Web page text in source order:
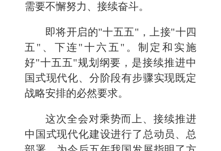
需要不懈努力、接续奋斗。
即将开启的"十五五"，上接"十四
五"、下连"十六五"。制定和实施
好"十五五"规划纲要，是接续推进中
国式现代化、分阶段有步骤实现既定
战略安排的必然要求。
这次全会对乘势而上、接续推进
中国式现代化建设进行了总动员、总